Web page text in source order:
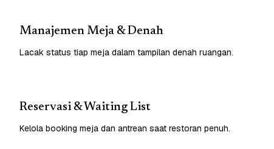
Manajemen Meja & Denah
Lacak status tiap meja dalam tampilan denah ruangan.
Reservasi & Waiting List
Kelola booking meja dan antrean saat restoran penuh.